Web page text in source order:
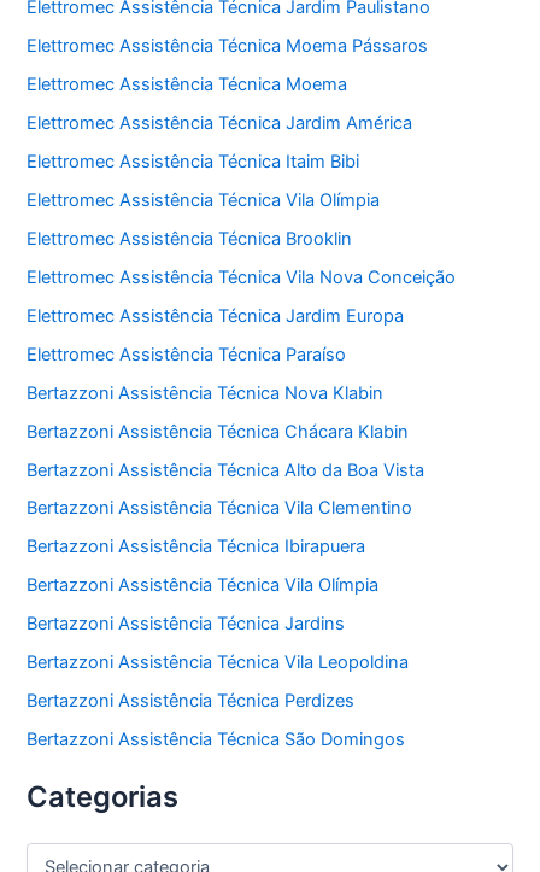
Elettromec Assistência Técnica Jardim Paulistano
Elettromec Assistência Técnica Moema Pássaros
Elettromec Assistência Técnica Moema
Elettromec Assistência Técnica Jardim América
Elettromec Assistência Técnica Itaim Bibi
Elettromec Assistência Técnica Vila Olímpia
Elettromec Assistência Técnica Brooklin
Elettromec Assistência Técnica Vila Nova Conceição
Elettromec Assistência Técnica Jardim Europa
Elettromec Assistência Técnica Paraíso
Bertazzoni Assistência Técnica Nova Klabin
Bertazzoni Assistência Técnica Chácara Klabin
Bertazzoni Assistência Técnica Alto da Boa Vista
Bertazzoni Assistência Técnica Vila Clementino
Bertazzoni Assistência Técnica Ibirapuera
Bertazzoni Assistência Técnica Vila Olímpia
Bertazzoni Assistência Técnica Jardins
Bertazzoni Assistência Técnica Vila Leopoldina
Bertazzoni Assistência Técnica Perdizes
Bertazzoni Assistência Técnica São Domingos
Categorias
C